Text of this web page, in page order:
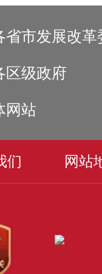
省市发展改革
区级政府
网站
们 网站